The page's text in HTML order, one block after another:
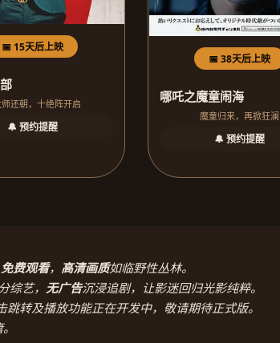
📅 15天后上映
师还朝，十绝阵开启
🔔 预约提醒
📅 38天后上映
哪吒之魔童闹海
魔童归来，再掀狂澜
🔔 预约提醒
免费观看， 高清画质如临野性丛林。
综艺， 无广告沉浸追剧，让影迷回归光影纯粹。
转及播放功能正在开发中，敬请期待正式版。